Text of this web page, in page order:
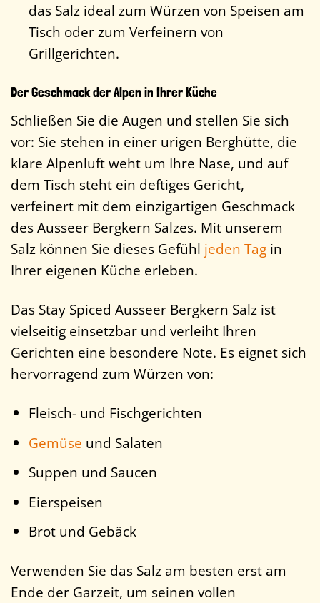
das Salz ideal zum Würzen von Speisen am
Tisch oder zum Verfeinern von
Grillgerichten.
Der Geschmack der Alpen in Ihrer Küche
Schließen Sie die Augen und stellen Sie sich
vor: Sie stehen in einer urigen Berghütte, die
klare Alpenluft weht um Ihre Nase, und auf
dem Tisch steht ein deftiges Gericht,
verfeinert mit dem einzigartigen Geschmack
des Ausseer Bergkern Salzes. Mit unserem
Salz können Sie dieses Gefühl jeden Tag in
Ihrer eigenen Küche erleben.
Das Stay Spiced Ausseer Bergkern Salz ist
vielseitig einsetzbar und verleiht Ihren
Gerichten eine besondere Note. Es eignet sich
hervorragend zum Würzen von:
Fleisch- und Fischgerichten
Gemüse und Salaten
Suppen und Saucen
Eierspeisen
Brot und Gebäck
Verwenden Sie das Salz am besten erst am
Ende der Garzeit, um seinen vollen